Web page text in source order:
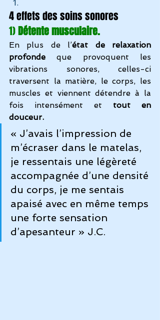
4 effets des soins sonores
1) Détente musculaire.
En plus de l’état de relaxation
profonde que provoquent les
vibrations sonores, celles-ci
traversent la matière, le corps, les
muscles et viennent détendre à la
fois intensément et tout en
douceur.
« J’avais l’impression de
m’écraser dans le matelas,
je ressentais une légèreté
accompagnée d’une densité
du corps, je me sentais
apaisé avec en même temps
une forte sensation
d’apesanteur » J.C.